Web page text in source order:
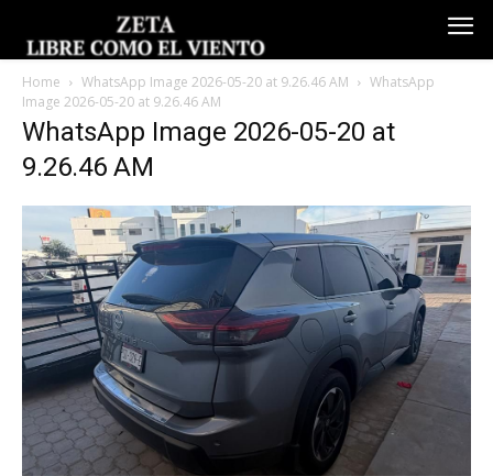
Home WhatsApp Image 2026-05-20 at 9.26.46 AM
WhatsApp
Image 2026-05-20 at 9.26.46 AM
WhatsApp Image 2026-05-20 at
9.26.46 AM